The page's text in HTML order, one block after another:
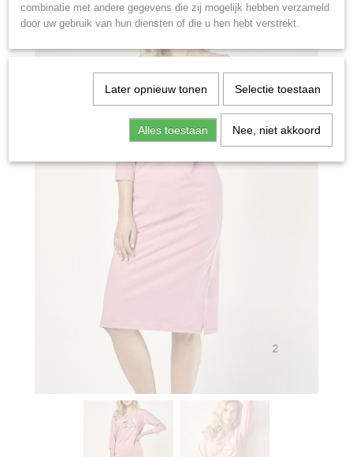
combinatie met andere gegevens die zij mogelijk hebben verzameld
door uw gebruik van hun diensten of die u hen hebt verstrekt.
Later opnieuw tonen Selectie toestaan
Alles toestaan Nee, niet akkoord